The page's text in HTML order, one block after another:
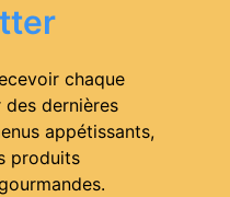
chaque
des dernières
appétissants,
produits